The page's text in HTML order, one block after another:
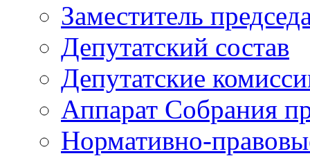
Заместитель
Депутатский состав
Депутатские
Аппарат Собрания
Нормативно-